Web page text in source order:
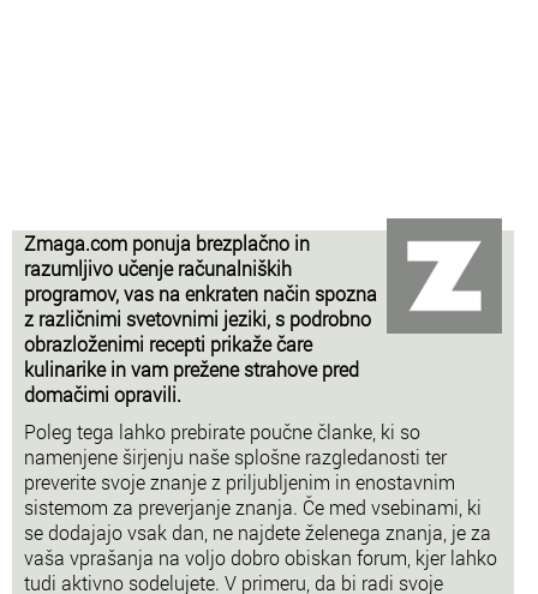
Zmaga.com ponuja brezplačno in
razumljivo učenje računalniških
programov, vas na enkraten način spozna
z različnimi svetovnimi jeziki, s podrobno
obrazloženimi recepti prikaže čare
kulinarike in vam prežene strahove pred
domačimi opravili.
Poleg tega lahko prebirate poučne članke, ki so
namenjene širjenju naše splošne razgledanosti ter
preverite svoje znanje z priljubljenim in enostavnim
sistemom za preverjanje znanja. Če med vsebinami, ki
se dodajajo vsak dan, ne najdete želenega znanja, je za
vaša vprašanja na voljo dobro obiskan forum, kjer lahko
tudi aktivno sodelujete. V primeru, da bi radi svoje